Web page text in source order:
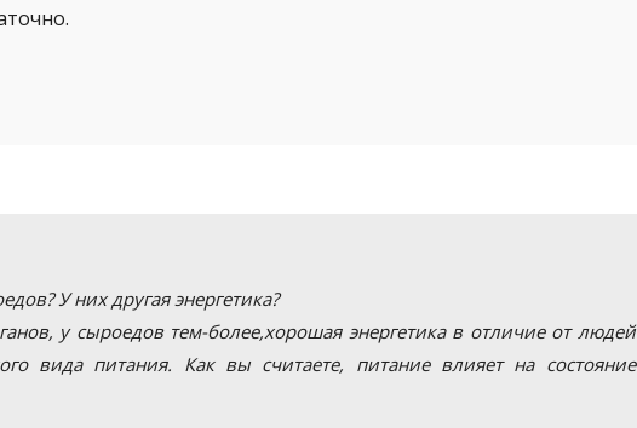
У них другая энергетика?
у сыроедов тем-более,хорошая энергетика в отличие от людей
вида питания. Как вы считаете, питание влияет на состояние